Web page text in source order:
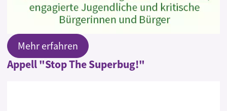
Mehr erfahren
Appell "Stop The Superbug!"